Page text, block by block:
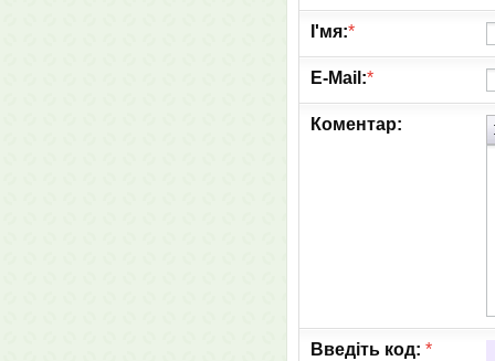
І'мя:*
E-Mail:*
Коментар:
Введіть код: *